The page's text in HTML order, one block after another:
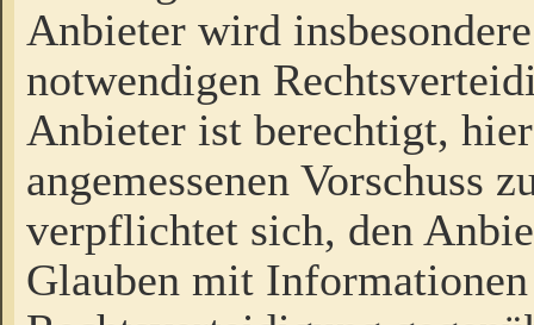
Anbieter wird
notwendigen
Anbieter ist berechtigt,
angemessenen Vorschuss
verpflichtet sich, den
Glauben mit